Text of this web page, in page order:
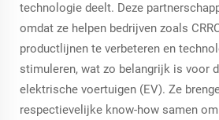
technologie deelt. Deze
omdat ze helpen bedrijven zoals
productlijnen te verbeteren en
stimuleren, wat zo belangrijk is voor
elektrische voertuigen (EV). Ze
respectievelijke know-how samen